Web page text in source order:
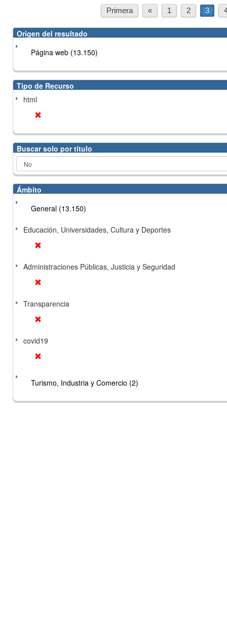
Primera « 1 2 3
Origen del resultado
Página web (13.150)
Tipo de Recurso
html
Buscar solo por título
Ámbito
General (13.150)
Educación, Universidades, Cultura y Deportes
Administraciones Públicas, Justicia y Seguridad
Transparencia
covid19
Turismo, Industria y Comercio (2)